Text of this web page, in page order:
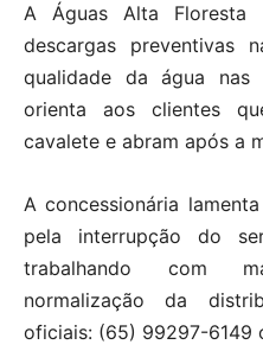
A Águas Alta Floresta
descargas preventivas
qualidade da água nas
orienta aos clientes
cavalete e abram após a
A concessionária
pela interrupção do
trabalhando com
normalização da
oficiais: (65) 99297-6149